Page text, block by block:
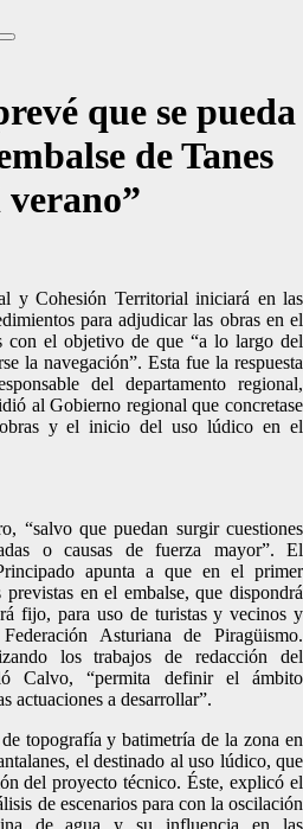
que se pueda
de Tanes
y Cohesión Territorial iniciará en las
para adjudicar las obras en el
con el objetivo de que “a lo largo del
la navegación”. Esta fue la respuesta
del departamento regional,
al Gobierno regional que concretase
y el inicio del uso lúdico en el
“salvo que puedan surgir cuestiones
o causas de fuerza mayor”. El
apunta a que en el primer
en el embalse, que dispondrá
fijo, para uso de turistas y vecinos y
Asturiana de Piragüismo.
los trabajos de redacción del
Calvo, “permita definir el ámbito
actuaciones a desarrollar”.
topografía y batimetría de la zona en
el destinado al uso lúdico, que
del proyecto técnico. Éste, explicó el
de escenarios para con la oscilación
de agua y su influencia en las